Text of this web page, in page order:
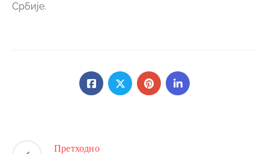
Србије.
Претходно